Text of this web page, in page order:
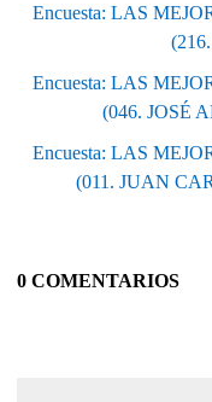
Encuesta: LAS
Encuesta: LAS
(046. JOSÉ
Encuesta: LAS
(011. JUAN
0 COMENTARIOS